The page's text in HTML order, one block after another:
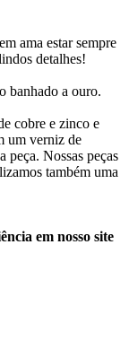
ama estar sempre
detalhes!
banhado a ouro.
cobre e zinco e
um verniz de
peça. Nossas peças
também uma
em nosso site